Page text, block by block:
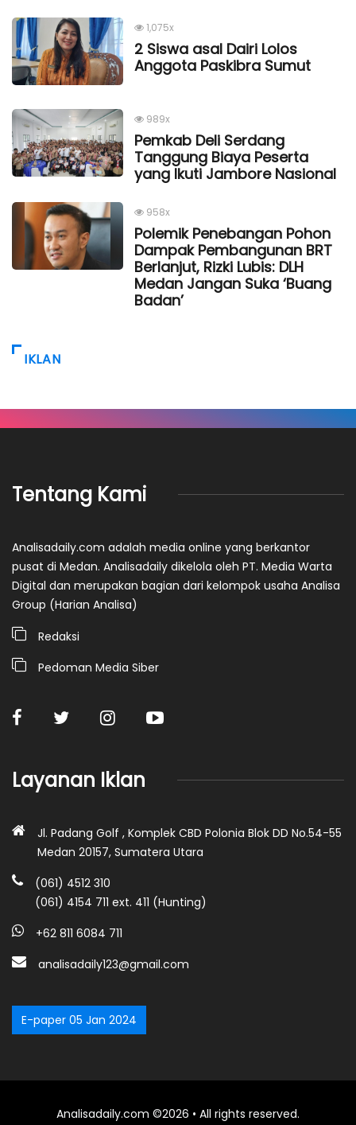
1,075x
2 Siswa asal Dairi Lolos
Anggota Paskibra Sumut
989x
Pemkab Deli Serdang
Tanggung Biaya Peserta
yang Ikuti Jambore Nasional
958x
Polemik Penebangan Pohon
Dampak Pembangunan BRT
Berlanjut, Rizki Lubis: DLH
Medan Jangan Suka ‘Buang
Badan’
IKLAN
Tentang Kami
Analisadaily.com adalah media online yang berkantor
pusat di Medan. Analisadaily dikelola oleh PT. Media Warta
Digital dan merupakan bagian dari kelompok usaha Analisa
Group (Harian Analisa)
Redaksi
Pedoman Media Siber
Layanan Iklan
Jl. Padang Golf , Komplek CBD Polonia Blok DD No.54-55
Medan 20157, Sumatera Utara
(061) 4512 310
(061) 4154 711 ext. 411 (Hunting)
+62 811 6084 711
analisadaily123@gmail.com
E-paper 05 Jan 2024
Analisadaily.com ©2026 • All rights reserved.